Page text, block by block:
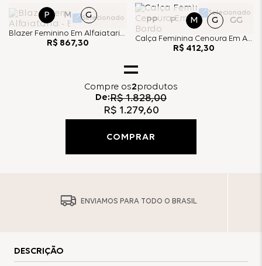
Selecionado
P M G
Blazer Feminino Em Alfaiataria - Bordo
R$ 867,30
Selecionado
PP P M G GG
Calça Feminina Cenoura Em Alfaiataria - Bordo
R$ 412,30
Compre os2produtos
De:R$ 1.828,00
R$ 1 .279,60
COMPRAR
ENVIAMOS PARA TODO O BRASIL
DESCRIÇÃO